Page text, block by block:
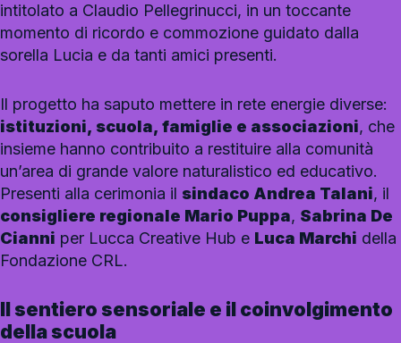
intitolato a Claudio Pellegrinucci, in un toccante
momento di ricordo e commozione guidato dalla
sorella Lucia e da tanti amici presenti.
Il progetto ha saputo mettere in rete energie diverse:
istituzioni, scuola, famiglie e associazioni, che
insieme hanno contribuito a restituire alla comunità
un’area di grande valore naturalistico ed educativo.
Presenti alla cerimonia il sindaco Andrea Talani, il
consigliere regionale Mario Puppa, Sabrina De
Cianni per Lucca Creative Hub e Luca Marchi della
Fondazione CRL.
Il sentiero sensoriale e il coinvolgimento
della scuola